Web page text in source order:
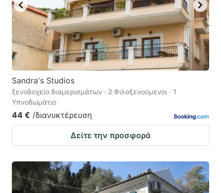
Sandra's Studios
ξενοδοχείο διαμερισμάτων · 2 Φιλοξενούμενοι · 1
Υπνοδωμάτιο
44 € /διανυκτέρευση
Δείτε την προσφορά